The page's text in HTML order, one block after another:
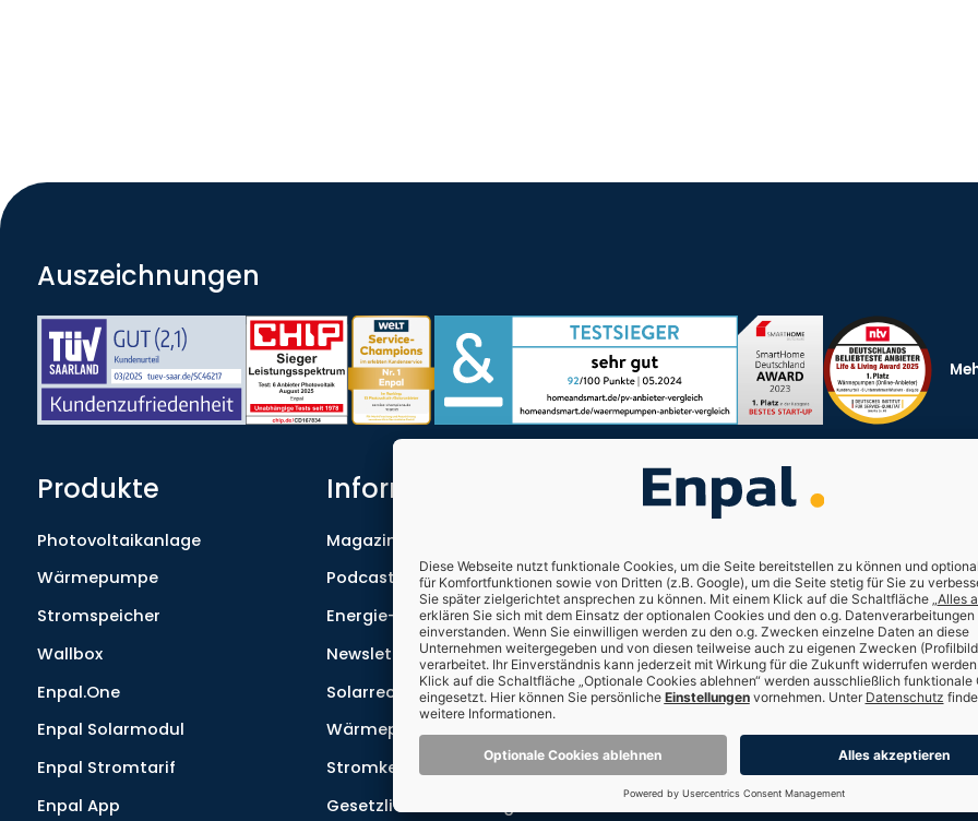
Auszeichnungen
Produkte
Photovoltaikanlage
Wärmepumpe
Stromspeicher
Wallbox
Enpal.One
Enpal Solarmodul
Enpal Stromtarif
Enpal App
Informationen
Magazin
Podcast
Energie-Lexikon
Newsletter
Solarrechner
Wärmepumpenrechner
Stromkennzeichnung
Gesetzliche Pflichtangaben
Für Kunden
Kundenerfahrungen
Häufig gestellte Fragen
Enpal Kundenportal
Kontakt